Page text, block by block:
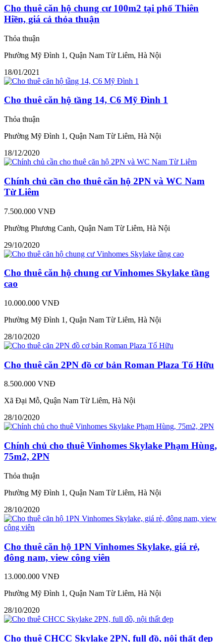
Cho thuê căn hộ chung cư 100m2 tại phố Thiên
Hiền, giá cả thỏa thuận
Thỏa thuận
Phường Mỹ Đình 1, Quận Nam Từ Liêm, Hà Nội
18/01/2021
Cho thuê căn hộ tầng 14, C6 Mỹ Đình 1
Thỏa thuận
Phường Mỹ Đình 1, Quận Nam Từ Liêm, Hà Nội
18/12/2020
Chính chủ cần cho thuê căn hộ 2PN và WC Nam
Từ Liêm
7.500.000 VNĐ
Phường Phương Canh, Quận Nam Từ Liêm, Hà Nội
29/10/2020
Cho thuê căn hộ chung cư Vinhomes Skylake tầng
cao
10.000.000 VNĐ
Phường Mỹ Đình 1, Quận Nam Từ Liêm, Hà Nội
28/10/2020
Cho thuê căn 2PN đồ cơ bản Roman Plaza Tố Hữu
8.500.000 VNĐ
Xã Đại Mỗ, Quận Nam Từ Liêm, Hà Nội
28/10/2020
Chính chủ cho thuê Vinhomes Skylake Phạm Hùng,
75m2, 2PN
Thỏa thuận
Phường Mỹ Đình 1, Quận Nam Từ Liêm, Hà Nội
28/10/2020
Cho thuê căn hộ 1PN Vinhomes Skylake, giá rẻ,
đông nam, view công viên
13.000.000 VNĐ
Phường Mỹ Đình 1, Quận Nam Từ Liêm, Hà Nội
28/10/2020
Cho thuê CHCC Skylake 2PN, full đồ, nội thất đẹp